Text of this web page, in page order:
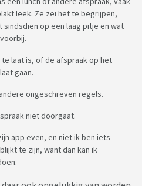
leek. Ze zei het te begrijpen,
sindsdien op een laag pitje en wat
laat is, of de afspraak op het
gaan.
ongeschreven regels.
niet doorgaat.
app even, en niet ik ben iets
te zijn, want dan kan ik